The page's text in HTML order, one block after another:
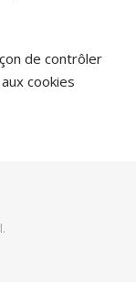
de contrôler
cookies
.